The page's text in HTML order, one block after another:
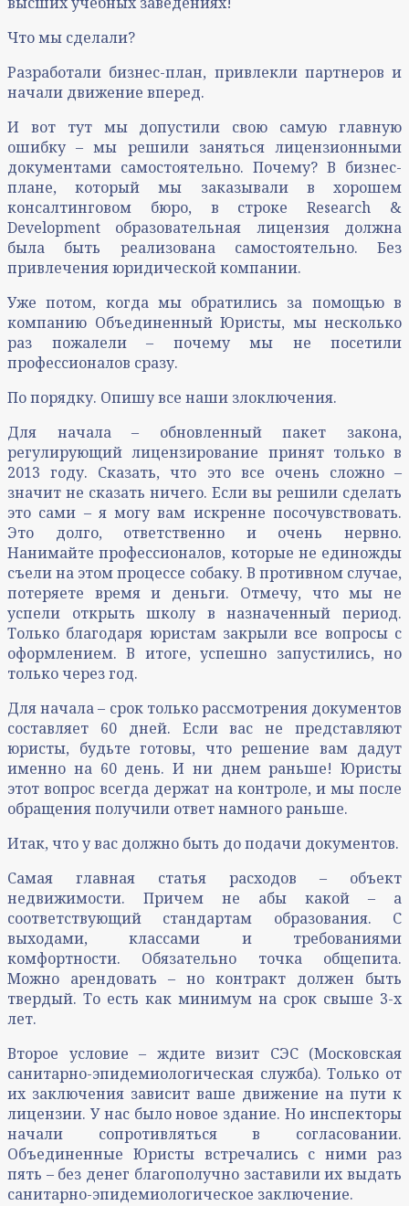
Что мы сделали?
Разработали бизнес-план, привлекли партнеров и
начали движение вперед.
И вот тут мы допустили свою самую главную
ошибку – мы решили заняться лицензионными
документами самостоятельно. Почему? В бизнес-
плане, который мы заказывали в хорошем
консалтинговом бюро, в строке Research &
Development образовательная лицензия должна
была быть реализована самостоятельно. Без
привлечения юридической компании.
Уже потом, когда мы обратились за помощью в
компанию Объединенный Юристы, мы несколько
раз пожалели – почему мы не посетили
профессионалов сразу.
По порядку. Опишу все наши злоключения.
Для начала – обновленный пакет закона,
регулирующий лицензирование принят только в
2013 году. Сказать, что это все очень сложно –
значит не сказать ничего. Если вы решили сделать
это сами – я могу вам искренне посочувствовать.
Это долго, ответственно и очень нервно.
Нанимайте профессионалов, которые не единожды
съели на этом процессе собаку. В противном случае,
потеряете время и деньги. Отмечу, что мы не
успели открыть школу в назначенный период.
Только благодаря юристам закрыли все вопросы с
оформлением. В итоге, успешно запустились, но
только через год.
Для начала – срок только рассмотрения документов
составляет 60 дней. Если вас не представляют
юристы, будьте готовы, что решение вам дадут
именно на 60 день. И ни днем раньше! Юристы
этот вопрос всегда держат на контроле, и мы после
обращения получили ответ намного раньше.
Итак, что у вас должно быть до подачи документов.
Самая главная статья расходов – объект
недвижимости. Причем не абы какой – а
соответствующий стандартам образования. С
выходами, классами и требованиями
комфортности. Обязательно точка общепита.
Можно арендовать – но контракт должен быть
твердый. То есть как минимум на срок свыше 3-х
лет.
Второе условие – ждите визит СЭС (Московская
санитарно-эпидемиологическая служба). Только от
их заключения зависит ваше движение на пути к
лицензии. У нас было новое здание. Но инспекторы
начали сопротивляться в согласовании.
Объединенные Юристы встречались с ними раз
пять – без денег благополучно заставили их выдать
санитарно-эпидемиологическое заключение.